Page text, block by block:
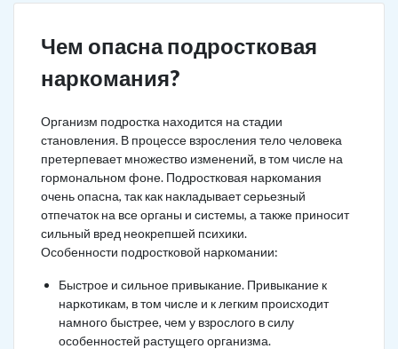
Чем опасна подростковая
наркомания?
Организм подростка находится на стадии
становления. В процессе взросления тело человека
претерпевает множество изменений, в том числе на
гормональном фоне. Подростковая наркомания
очень опасна, так как накладывает серьезный
отпечаток на все органы и системы, а также приносит
сильный вред неокрепшей психики.
Особенности подростковой наркомании:
Быстрое и сильное привыкание. Привыкание к
наркотикам, в том числе и к легким происходит
намного быстрее, чем у взрослого в силу
особенностей растущего организма.